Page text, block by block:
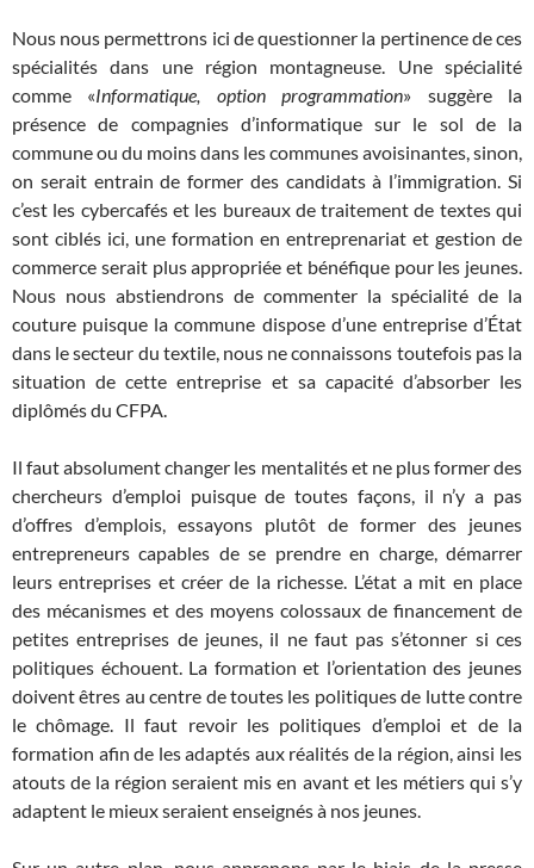
Nous nous permettrons ici de questionner la pertinence de ces
spécialités dans une région montagneuse. Une spécialité
comme «Informatique, option programmation» suggère la
présence de compagnies d’informatique sur le sol de la
commune ou du moins dans les communes avoisinantes, sinon,
on serait entrain de former des candidats à l’immigration. Si
c’est les cybercafés et les bureaux de traitement de textes qui
sont ciblés ici, une formation en entreprenariat et gestion de
commerce serait plus appropriée et bénéfique pour les jeunes.
Nous nous abstiendrons de commenter la spécialité de la
couture puisque la commune dispose d’une entreprise d’État
dans le secteur du textile, nous ne connaissons toutefois pas la
situation de cette entreprise et sa capacité d’absorber les
diplômés du CFPA.
Il faut absolument changer les mentalités et ne plus former des
chercheurs d’emploi puisque de toutes façons, il n’y a pas
d’offres d’emplois, essayons plutôt de former des jeunes
entrepreneurs capables de se prendre en charge, démarrer
leurs entreprises et créer de la richesse. L’état a mit en place
des mécanismes et des moyens colossaux de financement de
petites entreprises de jeunes, il ne faut pas s’étonner si ces
politiques échouent. La formation et l’orientation des jeunes
doivent êtres au centre de toutes les politiques de lutte contre
le chômage. Il faut revoir les politiques d’emploi et de la
formation afin de les adaptés aux réalités de la région, ainsi les
atouts de la région seraient mis en avant et les métiers qui s’y
adaptent le mieux seraient enseignés à nos jeunes.